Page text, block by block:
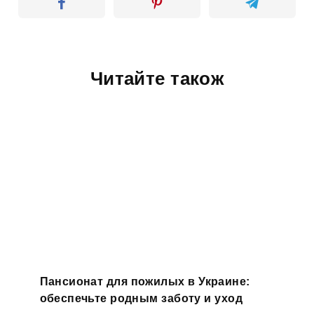
Читайте також
Пансионат для пожилых в Украине:
обеспечьте родным заботу и уход